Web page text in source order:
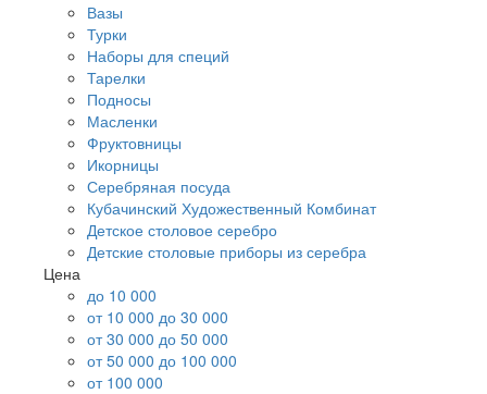
Вазы
Турки
Наборы для специй
Тарелки
Подносы
Масленки
Фруктовницы
Икорницы
Серебряная посуда
Кубачинский Художественный Комбинат
Детское столовое серебро
Детские столовые приборы из серебра
Цена
до 10 000
от 10 000 до 30 000
от 30 000 до 50 000
от 50 000 до 100 000
от 100 000